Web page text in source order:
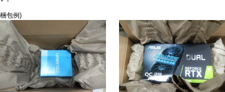
梱包例)